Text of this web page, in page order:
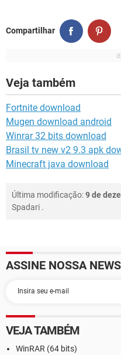
Compartilhar
Veja também
Fortnite download
Mugen download android
Winrar 32 bits download
Brasil tv new v2 9.3 apk
Minecraft java download
Última modificação:9 de
Spadari .
ASSINE NOSSA
VEJA TAMBÉM
WinRAR (64 bits)